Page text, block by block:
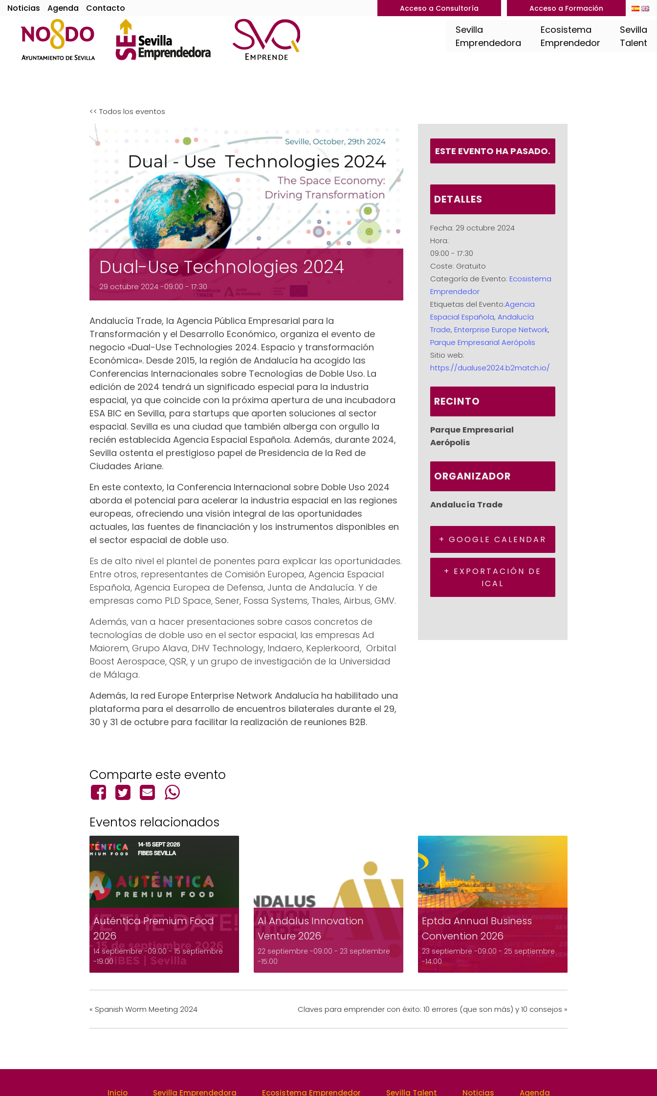
Noticias Agenda Contacto Acceso a Consultoría Acceso a Formación
Sevilla
Emprendedora
Ecosistema
Emprendedor
Sevilla
Talent
<< Todos los eventos
Dual-Use Technologies 2024
29 octubre 2024 -09:00 - 17:30
Andalucía Trade, la Agencia Pública Empresarial para la
Transformación y el Desarrollo Económico, organiza el evento de
negocio «Dual-Use Technologies 2024. Espacio y transformación
Económica». Desde 2015, la región de Andalucía ha acogido las
Conferencias Internacionales sobre Tecnologías de Doble Uso. La
edición de 2024 tendrá un significado especial para la industria
espacial, ya que coincide con la próxima apertura de una incubadora
ESA BIC en Sevilla, para startups que aporten soluciones al sector
espacial. Sevilla es una ciudad que también alberga con orgullo la
recién establecida Agencia Espacial Española. Además, durante 2024,
Sevilla ostenta el prestigioso papel de Presidencia de la Red de
Ciudades Ariane.
En este contexto, la Conferencia Internacional sobre Doble Uso 2024
aborda el potencial para acelerar la industria espacial en las regiones
europeas, ofreciendo una visión integral de las oportunidades
actuales, las fuentes de financiación y los instrumentos disponibles en
el sector espacial de doble uso.
Es de alto nivel el plantel de ponentes para explicar las oportunidades.
Entre otros, representantes de Comisión Europea, Agencia Espacial
Española, Agencia Europea de Defensa, Junta de Andalucía. Y de
empresas como PLD Space, Sener, Fossa Systems, Thales, Airbus, GMV.
Además, van a hacer presentaciones sobre casos concretos de
tecnologías de doble uso en el sector espacial, las empresas Ad
Maiorem, Grupo Alava, DHV Technology, Indaero, Keplerkoord, Orbital
Boost Aerospace, QSR, y un grupo de investigación de la Universidad
de Málaga.
Además, la red Europe Enterprise Network Andalucía ha habilitado una
plataforma para el desarrollo de encuentros bilaterales durante el 29,
30 y 31 de octubre para facilitar la realización de reuniones B2B.
Comparte este evento
ESTE EVENTO HA PASADO.
DETALLES
Fecha: 29 octubre 2024
Hora:
09:00 - 17:30
Coste: Gratuito
Categoría de Evento: Ecosistema
Emprendedor
Etiquetas del Evento:Agencia
Espacial Española, Andalucía
Trade, Enterprise Europe Network,
Parque Empresarial Aerópolis
Sitio web:
https://dualuse2024.b2match.io/
RECINTO
Parque Empresarial
Aerópolis
ORGANIZADOR
Andalucía Trade
+ GOOGLE CALENDAR
+ EXPORTACIÓN DE
ICAL
Eventos relacionados
Auténtica Premium Food
2026
14 septiembre -09:00- 15 septiembre
-19:00
Al Andalus Innovation
Venture 2026
22 septiembre -09:00 - 23 septiembre
-15:00
Eptda Annual Business
Convention 2026
23 septiembre -09:00 -25 septiembre
-14:00
« Spanish Worm Meeting 2024 Claves para emprender con éxito: 10 errores (que son más) y 10 consejos »
Inicio Sevilla Emprendedora Ecosistema Emprendedor Sevilla Talent Noticias Agenda